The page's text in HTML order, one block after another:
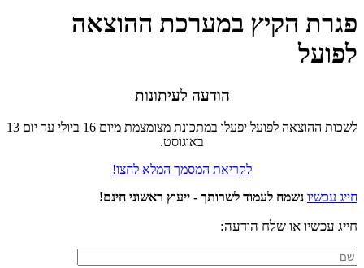
פגרת הקיץ במערכת ההוצאה
לפועל
הודעה לעיתונות
לשכות ההוצאה לפועל יפעלו במתכונת מצומצמת מיום 16 ביולי עד יום 13
באוגוסט.
לקריאת המסמך המלא לחצו!
חייג עכשיו נשמח לעמוד לשרותך - ייעוץ ראשוני חינם!
חייג עכשיו או שלח הודעה: